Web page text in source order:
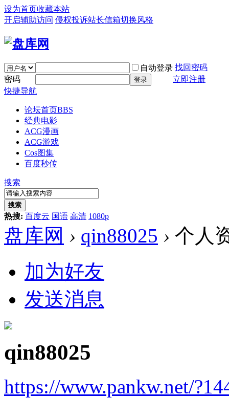
设为首页收藏本站
开启辅助访问 侵权投诉站长信箱切换风格
自动登录 找回密码
密码
登录
立即注册
快捷导航
论坛首页BBS
经典电影
ACG漫画
ACG游戏
Cos图集
百度秒传
搜索
搜索
热搜: 百度云 国语 高清 1080p
盘库网 › qin88025 › 个人
加为好友
发送消息
qin88025
https://www.pankw.net/